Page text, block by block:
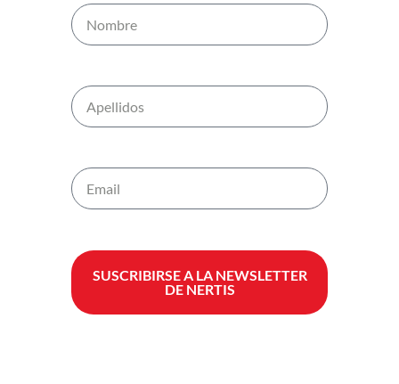
SUSCRIBIRSE A LA NEWSLETTER
DE NERTIS